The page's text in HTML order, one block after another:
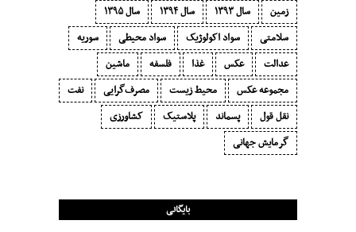
زمین
سال ۱۳۹۳ سال ۱۳۹۴
سال ۱۳۹۵
سلامتی
سواد اکولوژیک سواد محیطی
سوریه
عدالت
عکس غذا فلسفه
ماشین
مجموعه عکس
محیط زیست مصرف‌گرایی‬
نفت
نقل قول
پسماند پلاستیک
کشاورزی
گرمایش جهانی
بایگانی